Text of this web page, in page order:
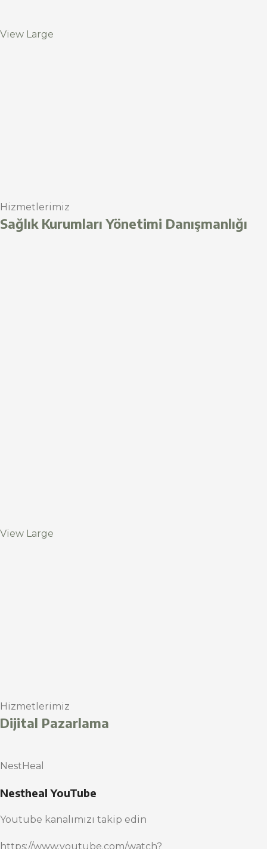
View Large
Hizmetlerimiz
Sağlık Kurumları Yönetimi Danışmanlığı
View Large
Hizmetlerimiz
Dijital Pazarlama
NestHeal
Nestheal YouTube
Youtube kanalımızı takip edin
https://www.youtube.com/watch?